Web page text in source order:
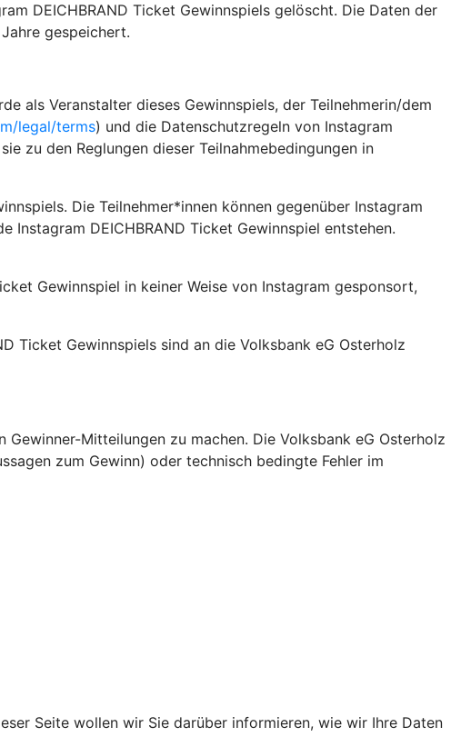
DEICHBRAND Ticket Gewinnspiels gelöscht. Die Daten der
gespeichert.
als Veranstalter dieses Gewinnspiels, der Teilnehmerin/dem
legal/terms) und die Datenschutzregeln von Instagram
zu den Reglungen dieser Teilnahmebedingungen in
Die Teilnehmer*innen können gegenüber Instagram
Instagram DEICHBRAND Ticket Gewinnspiel entstehen.
Gewinnspiel in keiner Weise von Instagram gesponsort,
Gewinnspiels sind an die Volksbank eG Osterholz
Mitteilungen zu machen. Die Volksbank eG Osterholz
zum Gewinn) oder technisch bedingte Fehler im
Seite wollen wir Sie darüber informieren, wie wir Ihre Daten